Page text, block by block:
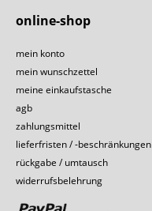
online-shop
mein konto
mein wunschzettel
meine einkaufstasche
agb
zahlungsmittel
lieferfristen / -beschränkungen
rückgabe / umtausch
widerrufsbelehrung